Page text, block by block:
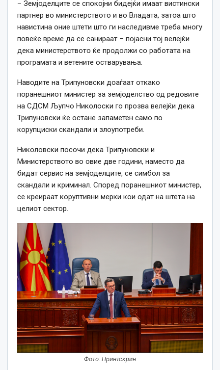
– Земјоделците се спокојни бидејќи имаат вистински
партнер во министерството и во Владата, затоа што
навистина оние штети што ги наследивме треба многу
повеќе време да се санираат – појасни тој велејќи
дека министерството ќе продолжи со работата на
програмата и ветените остварувања.
Наводите на Трипуновски доаѓаат откако
поранешниот министер за земјоделство од редовите
на СДСМ Љупчо Николоски го прозва велејќи дека
Трипуновски ќе остане запаметен само по
корупциски скандали и злоупотреби.
Николовски посочи дека Трипуновски и
Министерството во овие две години, наместо да
бидат сервис на земјоделците, се симбол за
скандали и криминал. Според поранешниот министер,
се креираат коруптивни мерки кои одат на штета на
целиот сектор.
Фото: Принтскрин